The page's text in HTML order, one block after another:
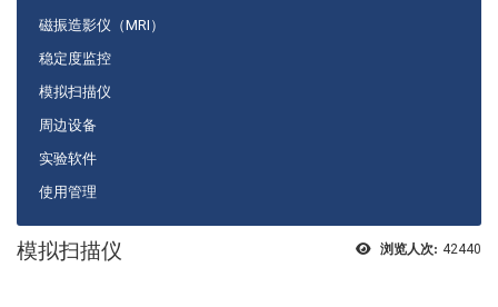
磁振造影仪（MRI）
稳定度监控
模拟扫描仪
周边设备
实验软件
使用管理
浏览人次: 42440
模拟扫描仪